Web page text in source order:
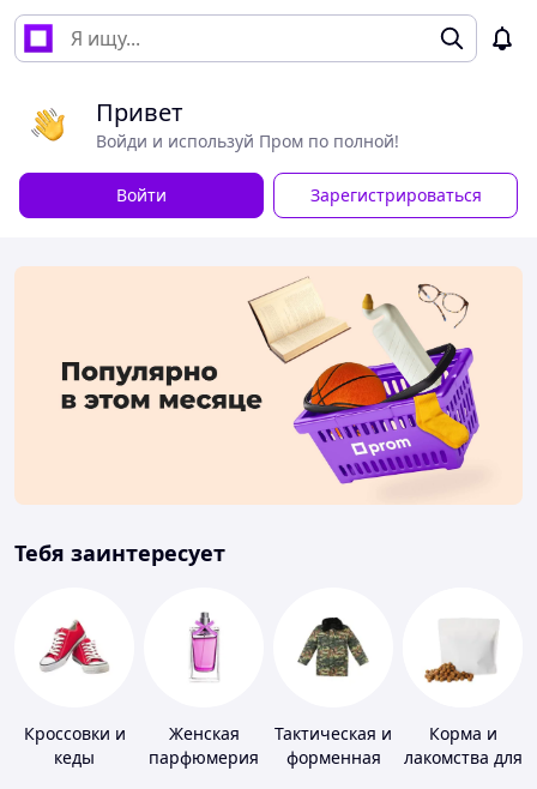
Привет
Войди и используй Пром по полной!
Войти Зарегистрироваться
Тебя заинтересует
Кроссовки и
кеды
Женская
парфюмерия
Тактическая и
форменная
Корма и
лакомства для